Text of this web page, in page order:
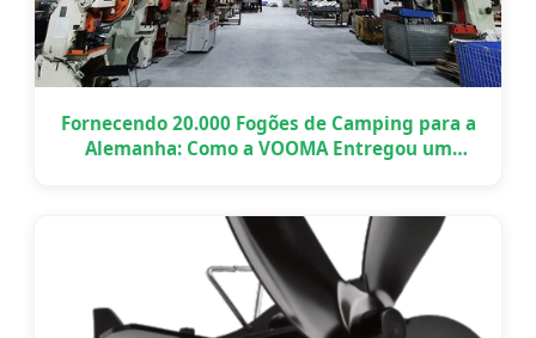
Fornecendo 20.000 Fogões de Camping para a
Alemanha: Como a VOOMA Entregou um